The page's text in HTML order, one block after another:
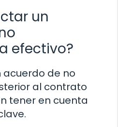
un
efectivo?
de no
al contrato
tener en cuenta